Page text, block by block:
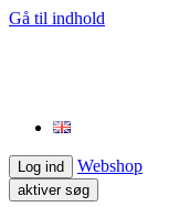
Gå til indhold
Log ind Webshop
aktiver søg